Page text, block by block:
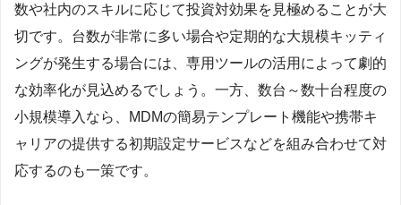
数や社内のスキルに応じて投資対効果を見極めることが大
切です。台数が非常に多い場合や定期的な大規模キッティ
ングが発生する場合には、専用ツールの活用によって劇的
な効率化が見込めるでしょう。一方、数台～数十台程度の
小規模導入なら、MDMの簡易テンプレート機能や携帯キ
ャリアの提供する初期設定サービスなどを組み合わせて対
応するのも一策です。